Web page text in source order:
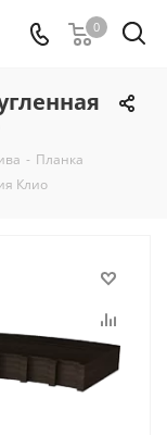
0
- Планка
Клио